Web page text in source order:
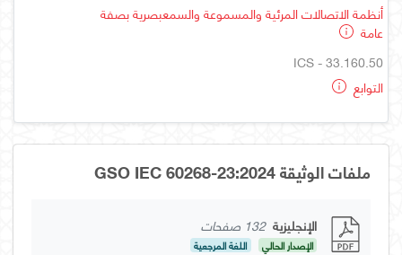
أنظمة الاتصالات المرئية والمسموعة والسمعبصرية بصفة
عامة
ICS - 33.160.50
التوابع
ملفات الوثيقة GSO IEC 60268-23:2024
الإنجليزية 132 صفحات
الإصدار الحالي اللغة المرجعية